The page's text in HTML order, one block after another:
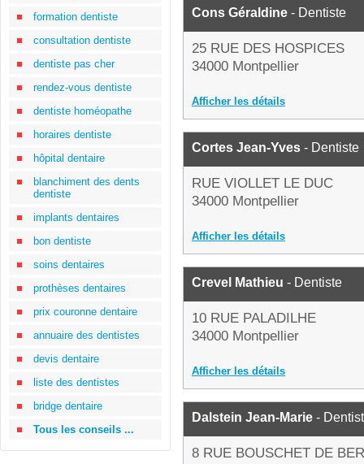
formation dentiste
consultation dentiste
dentiste pas cher
rendez-vous dentiste
dentiste homéopathe
horaires dentiste
hôpital dentaire
blanchiment des dents
dentiste
implants dentaires
bon dentiste
soins dentaires
prothèses dentaires
prix couronne dentaire
annuaire des dentistes
devis dentaire
liste des dentistes
bridge dentaire
Tous les conseils ...
Cons Géraldine - Dentiste
25 RUE DES HOSPICES
34000 Montpellier
Afficher les détails
Cortes Jean-Yves - Dentiste
RUE VIOLLET LE DUC
34000 Montpellier
Afficher les détails
Crevel Mathieu - Dentiste
10 RUE PALADILHE
34000 Montpellier
Afficher les détails
Dalstein Jean-Marie -
8 RUE BOUSCHET DE